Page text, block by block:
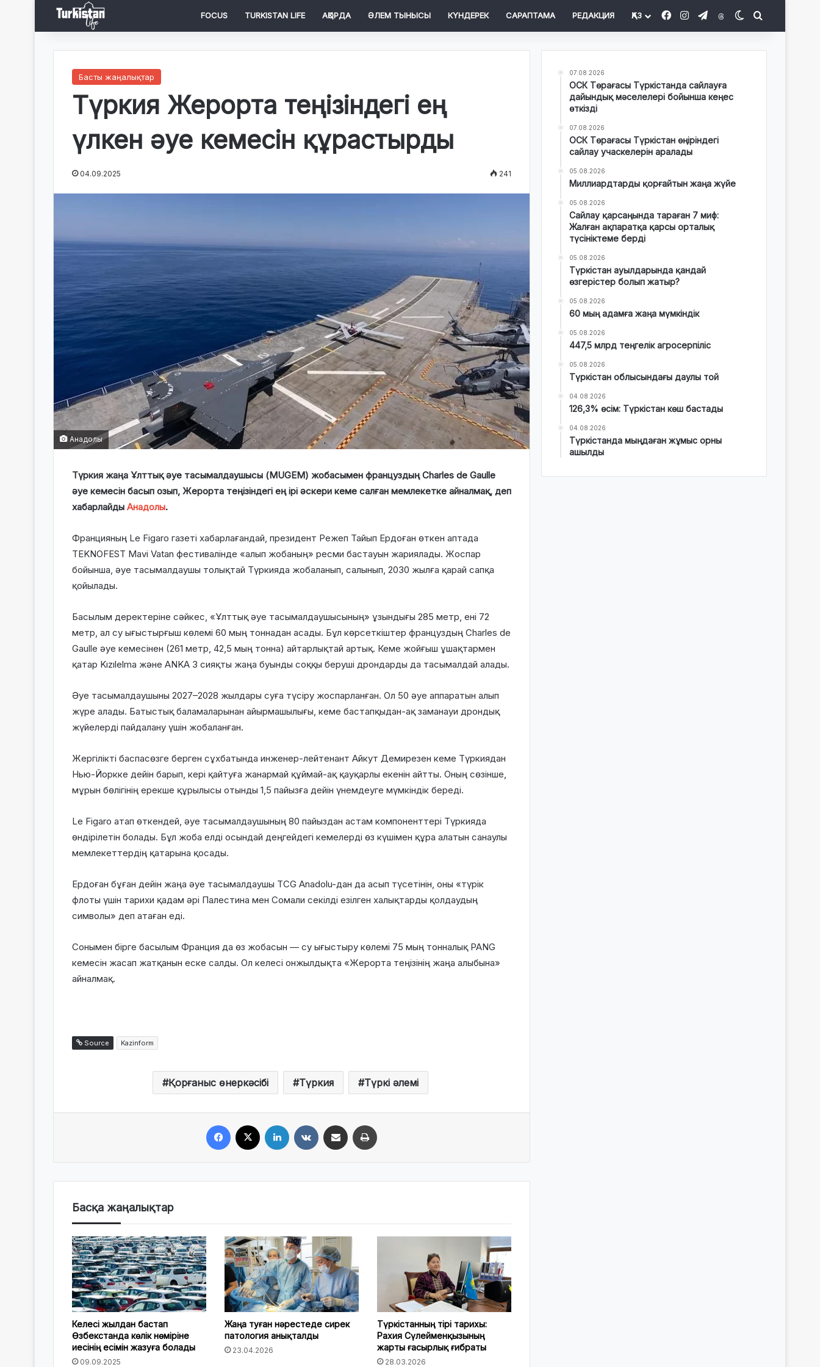
FOCUS TURKISTAN LIFE АҚОРДА ӘЛЕМ ТЫНЫСЫ КҮНДЕРЕК САРАПТАМА РЕДАКЦИЯ ҚАЗ FacebookInstagram
TelegramThreadsSwitch skin
Басты жаңалықтар
Түркия Жерорта теңізіндегі ең
үлкен әуе кемесін құрастырды
04.09.2025 241
Анадолы
Түркия жаңа Ұлттық әуе тасымалдаушысы (MUGEM) жобасымен француздың Charles de Gaulle
әуе кемесін басып озып, Жерорта теңізіндегі ең ірі әскери кеме салған мемлекетке айналмақ, деп
хабарлайды Анадолы.
Францияның Le Figaro газеті хабарлағандай, президент Режеп Тайып Ердоған өткен аптада
TEKNOFEST Mavi Vatan фестивалінде «алып жобаның» ресми бастауын жариялады. Жоспар
бойынша, әуе тасымалдаушы толықтай Түркияда жобаланып, салынып, 2030 жылға қарай сапқа
қойылады.
Басылым деректеріне сәйкес, «Ұлттық әуе тасымалдаушысының» ұзындығы 285 метр, ені 72
метр, ал су ығыстырғыш көлемі 60 мың тоннадан асады. Бұл көрсеткіштер француздың Charles de
Gaulle әуе кемесінен (261 метр, 42,5 мың тонна) айтарлықтай артық. Кеме жойғыш ұшақтармен
қатар Kızılelma және ANKA 3 сияқты жаңа буынды соққы беруші дрондарды да тасымалдай алады.
Әуе тасымалдаушыны 2027–2028 жылдары суға түсіру жоспарланған. Ол 50 әуе аппаратын алып
жүре алады. Батыстық баламаларынан айырмашылығы, кеме бастапқыдан-ақ заманауи дрондық
жүйелерді пайдалану үшін жобаланған.
Жергілікті баспасөзге берген сұхбатында инженер-лейтенант Айкут Демирезен кеме Түркиядан
Нью-Йоркке дейін барып, кері қайтуға жанармай құймай-ақ қауқарлы екенін айтты. Оның сөзінше,
мұрын бөлігінің ерекше құрылысы отынды 1,5 пайызға дейін үнемдеуге мүмкіндік береді.
Le Figaro атап өткендей, әуе тасымалдаушының 80 пайыздан астам компоненттері Түркияда
өндірілетін болады. Бұл жоба елді осындай деңгейдегі кемелерді өз күшімен құра алатын санаулы
мемлекеттердің қатарына қосады.
Ердоған бұған дейін жаңа әуе тасымалдаушы TCG Anadolu-дан да асып түсетінін, оны «түрік
флоты үшін тарихи қадам әрі Палестина мен Сомали секілді езілген халықтарды қолдаудың
символы» деп атаған еді.
Сонымен бірге басылым Франция да өз жобасын — су ығыстыру көлемі 75 мың тонналық PANG
кемесін жасап жатқанын еске салды. Ол келесі онжылдықта «Жерорта теңізінің жаңа алыбына»
айналмақ.
Source Kazinform
Қорғаныс өнеркәсібі Түркия Түркі әлемі
Басқа жаңалықтар
Келесі жылдан бастап
Өзбекстанда көлік нөміріне
иесінің есімін жазуға болады
09.09.2025
Жаңа туған нәрестеде сирек
патология анықталды
23.04.2026
Түркістанның тірі тарихы:
Рахия Сүлейменқызының
жарты ғасырлық ғибраты
28.03.2026
07.08.2026
ОСК Төрағасы Түркістанда сайлауға
дайындық мәселелері бойынша кеңес
өткізді
07.08.2026
ОСК Төрағасы Түркістан өңіріндегі
сайлау учаскелерін аралады
05.08.2026
Миллиардтарды қорғайтын жаңа жүйе
05.08.2026
Сайлау қарсаңында тараған 7 миф:
Жалған ақпаратқа қарсы орталық
түсініктеме берді
05.08.2026
Түркістан ауылдарында қандай
өзгерістер болып жатыр?
05.08.2026
60 мың адамға жаңа мүмкіндік
05.08.2026
447,5 млрд теңгелік агросерпіліс
05.08.2026
Түркістан облысындағы даулы той
04.08.2026
126,3% өсім: Түркістан көш бастады
04.08.2026
Түркістанда мыңдаған жұмыс орны
ашылды